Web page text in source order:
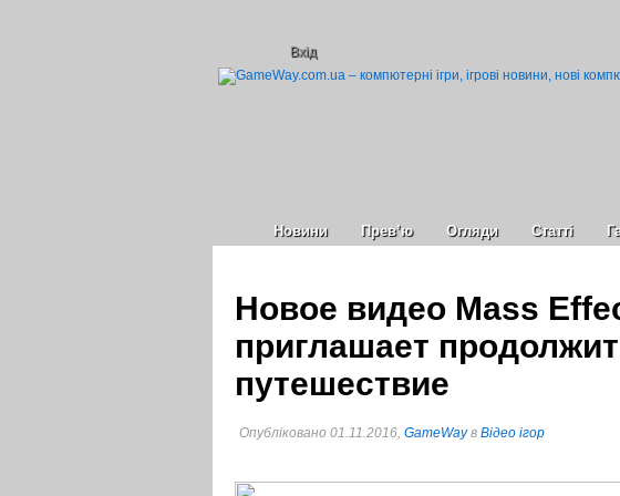
Вхід
Новини Прев’ю Огляди Статті
Новое видео Mass
приглашает
путешествие
Опубліковано 01.11.2016, GameWayв Відео ігор